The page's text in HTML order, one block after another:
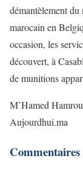
démantèlement du
marocain en
occasion, les
découvert, à
de munitions
M’Hamed
Aujourdhui.ma
Commentaires